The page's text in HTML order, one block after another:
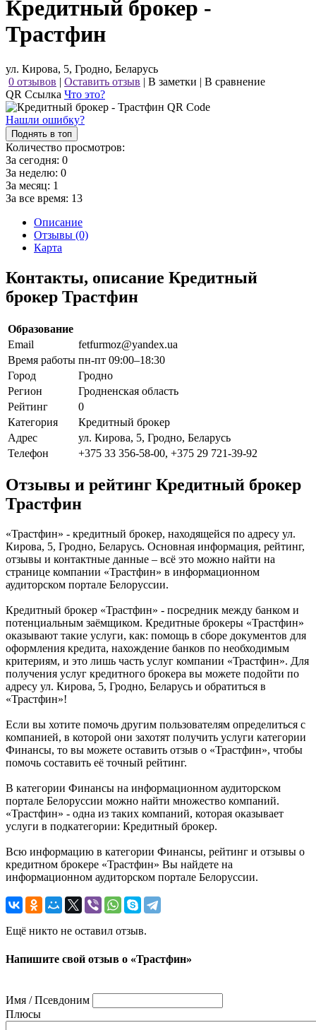
Кредитный брокер -
Трастфин
ул. Кирова, 5, Гродно, Беларусь
0 отзывов | Оставить отзыв | В заметки | В сравнение
QR Ссылка Что это?
Нашли ошибку?
Поднять в топ
Количество просмотров:
За сегодня: 0
За неделю: 0
За месяц: 1
За все время: 13
Описание
Отзывы (0)
Карта
Контакты, описание Кредитный
брокер Трастфин
Образование
Email
fetfurmoz@yandex.ua
Время работы пн-пт 09:00–18:30
Город
Гродно
Регион
Гродненская область
Рейтинг
0
Категория
Кредитный брокер
Адрес
ул. Кирова, 5, Гродно, Беларусь
Телефон
+375 33 356-58-00, +375 29 721-39-92
Отзывы и рейтинг Кредитный брокер
Трастфин
«Трастфин» - кредитный брокер, находящейся по адресу ул.
Кирова, 5, Гродно, Беларусь. Основная информация, рейтинг,
отзывы и контактные данные – всё это можно найти на
странице компании «Трастфин» в информационном
аудиторском портале Белоруссии.
Кредитный брокер «Трастфин» - посредник между банком и
потенциальным заёмщиком. Кредитные брокеры «Трастфин»
оказывают такие услуги, как: помощь в сборе документов для
оформления кредита, нахождение банков по необходимым
критериям, и это лишь часть услуг компании «Трастфин». Для
получения услуг кредитного брокера вы можете подойти по
адресу ул. Кирова, 5, Гродно, Беларусь и обратиться в
«Трастфин»!
Если вы хотите помочь другим пользователям определиться с
компанией, в которой они захотят получить услуги категории
Финансы, то вы можете оставить отзыв о «Трастфин», чтобы
помочь составить её точный рейтинг.
В категории Финансы на информационном аудиторском
портале Белоруссии можно найти множество компаний.
«Трастфин» - одна из таких компаний, которая оказывает
услуги в подкатегории: Кредитный брокер.
Всю информацию в категории Финансы, рейтинг и отзывы о
кредитном брокере «Трастфин» Вы найдете на
информационном аудиторском портале Белоруссии.
Ещё никто не оставил отзыв.
Напишите свой отзыв о «Трастфин»
Имя / Псевдоним
Плюсы